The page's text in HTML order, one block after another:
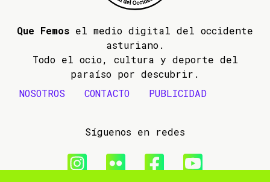
Que Femos el medio digital del occidente
asturiano.
Todo el ocio, cultura y deporte del
paraíso por descubrir.
NOSOTROS
CONTACTO PUBLICIDAD
Síguenos en redes